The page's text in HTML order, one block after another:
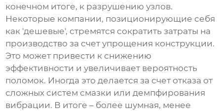
конечном итоге, к разрушению узлов.
Некоторые компании, позиционирующие себя
как 'дешевые', стремятся сократить затраты на
производство за счет упрощения конструкции.
Это может привести к снижению
эффективности и увеличивает вероятность
поломок. Иногда это делается за счет отказа от
сложных систем смазки или демпфирования
вибрации. В итоге – более шумная, менее